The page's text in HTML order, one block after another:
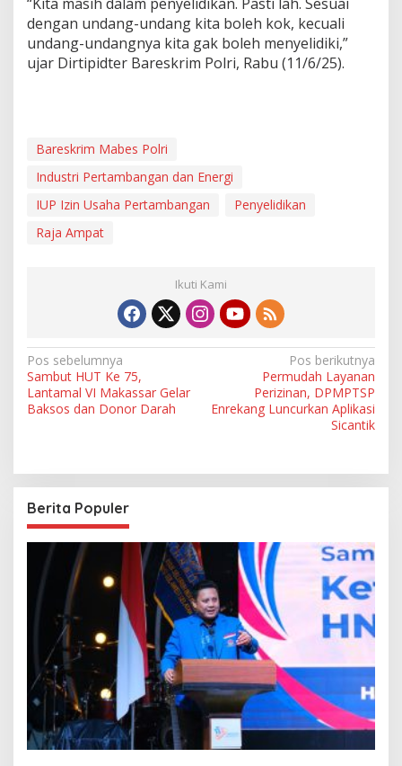
t
“Kita masih dalam penyelidikan. Pasti lah. Sesuai
dengan undang-undang kita boleh kok, kecuali
undang-undangnya kita gak boleh menyelidiki,”
ujar Dirtipidter Bareskrim Polri, Rabu (11/6/25).
Bareskrim Mabes Polri
Industri Pertambangan dan Energi
IUP Izin Usaha Pertambangan
Penyelidikan
Raja Ampat
Ikuti Kami
N
a
v
a
s
i
o
Pos sebelumnya
Sambut HUT Ke 75,
Lantamal VI Makassar Gelar
Baksos dan Donor Darah
Pos berikutnya
Permudah Layanan
Perizinan, DPMPTSP
Enrekang Luncurkan Aplikasi
Sicantik
Berita Populer